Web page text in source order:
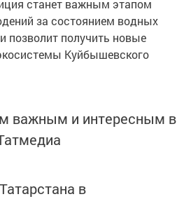
станет важным этапом
за состоянием водных
позволит получить новые
Куйбышевского
важным и интересным в
в